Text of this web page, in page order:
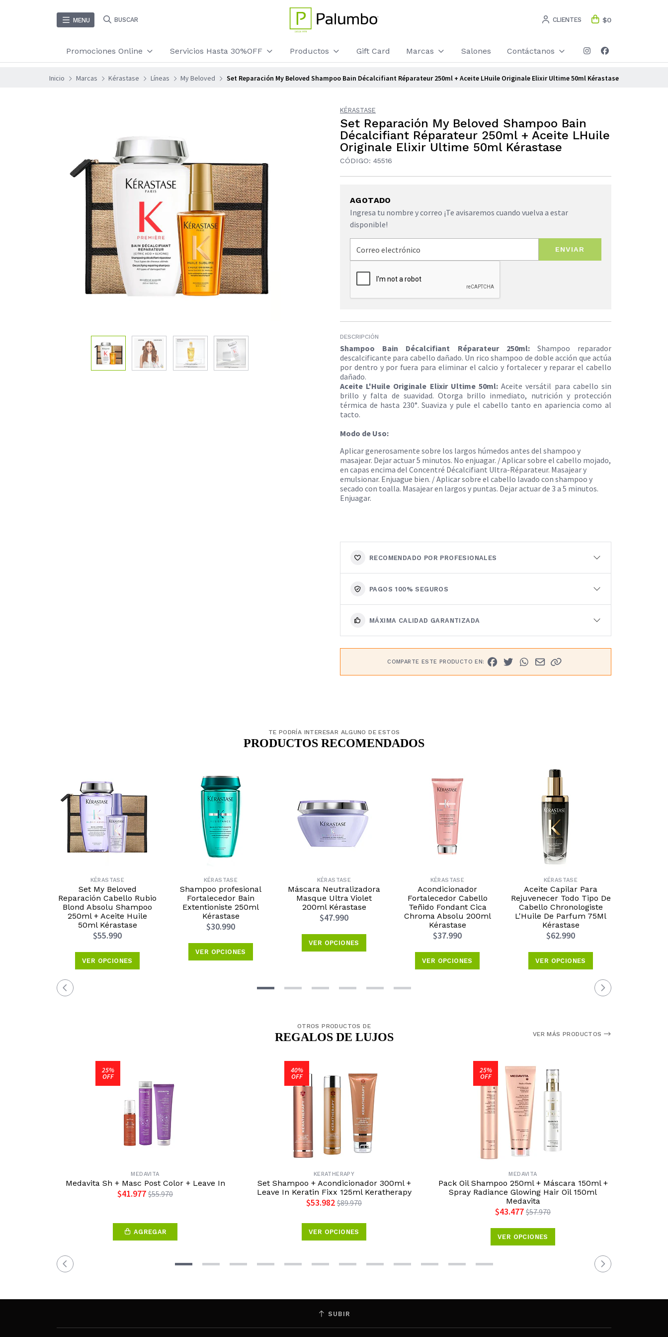
MENU BUSCAR CLIENTES $0
Promociones Online Servicios Hasta 30%OFF Productos Gift Card Marcas Salones Contáctanos
Inicio Marcas Kérastase Líneas My Beloved Set Reparación My Beloved Shampoo Bain Décalcifiant Réparateur 250ml + Aceite LHuile Originale Elixir Ultime 50ml Kérastase
KÉRASTASE
Set Reparación My Beloved Shampoo Bain
Décalcifiant Réparateur 250ml + Aceite LHuile
Originale Elixir Ultime 50ml Kérastase
CÓDIGO: 45516
AGOTADO
Ingresa tu nombre y correo ¡Te avisaremos cuando vuelva a estar
disponible!
ENVIAR
DESCRIPCIÓN
Shampoo Bain Décalcifiant Réparateur 250ml: Shampoo reparador
descalcificante para cabello dañado. Un rico shampoo de doble acción que actúa
por dentro y por fuera para eliminar el calcio y fortalecer y reparar el cabello
dañado.
Aceite L'Huile Originale Elixir Ultime 50ml:Aceite versátil para cabello sin
brillo y falta de suavidad. Otorga brillo inmediato, nutrición y protección
térmica de hasta 230°. Suaviza y pule el cabello tanto en apariencia como al
tacto.
Modo de Uso:
Aplicar generosamente sobre los largos húmedos antes del shampoo y
masajear. Dejar actuar 5 minutos. No enjuagar. / Aplicar sobre el cabello mojado,
en capas encima del Concentré Décalcifiant Ultra-Réparateur. Masajear y
emulsionar. Enjuague bien. / Aplicar sobre el cabello lavado con shampoo y
secado con toalla. Masajear en largos y puntas. Dejar actuar de 3 a 5 minutos.
Enjuagar.
RECOMENDADO POR PROFESIONALES
PAGOS 100% SEGUROS
MÁXIMA CALIDAD GARANTIZADA
COMPARTE ESTE PRODUCTO EN:
TE PODRÍA INTERESAR ALGUNO DE ESTOS
PRODUCTOS RECOMENDADOS
KÉRASTASE
Set My Beloved
Reparación Cabello Rubio
Blond Absolu Shampoo
250ml + Aceite Huile
50ml Kérastase
$55.990
VER OPCIONES
KÉRASTASE
Shampoo profesional
Fortalecedor Bain
Extentioniste 250ml
Kérastase
$30.990
VER OPCIONES
KÉRASTASE
Máscara Neutralizadora
Masque Ultra Violet
200ml Kérastase
$47.990
VER OPCIONES
KÉRASTASE
Acondicionador
Fortalecedor Cabello
Teñido Fondant Cica
Chroma Absolu 200ml
Kérastase
$37.990
VER OPCIONES
KÉRASTASE
Aceite Capilar Para
Rejuvenecer Todo Tipo De
Cabello Chronologiste
L'Huile De Parfum 75Ml
Kérastase
$62.990
VER OPCIONES
OTROS PRODUCTOS DE
REGALOS DE LUJOS VER MÁS PRODUCTOS
25%
OFF
MEDAVITA
Medavita Sh + Masc Post Color + Leave In
$41.977 $55.970
AGREGAR
40%
OFF
KERATHERAPY
Set Shampoo + Acondicionador 300ml +
Leave In Keratin Fixx 125ml Keratherapy
$53.982 $89.970
VER OPCIONES
25%
OFF
MEDAVITA
Pack Oil Shampoo 250ml + Máscara 150ml +
Spray Radiance Glowing Hair Oil 150ml
Medavita
$43.477 $57.970
VER OPCIONES
SUBIR